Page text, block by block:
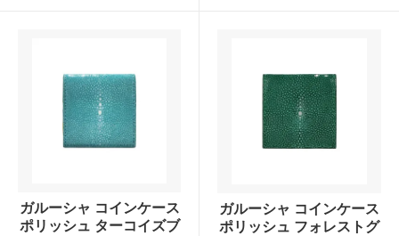
ガルーシャ コインケース
ポリッシュ ターコイズブ
ガルーシャ コインケース
ポリッシュ フォレストグ